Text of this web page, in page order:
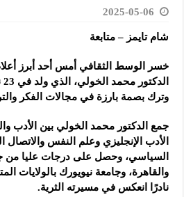
2025-05-06
شام تايمز – متابعة
خسر الوسط الثقافي أمس أحد أبرز أعلام
وترك بصمة بارزة في مجالات الفكر
جمع الدكتور محمد الخولي بين الأدب
الأدب الإنجليزي وعلم النفس والاتصال
السياسي، وحصل على درجات عليا
والقاهرة، وجامعة نيويورك بالولايات
نادرًا انعكس في مسيرته الثرية.